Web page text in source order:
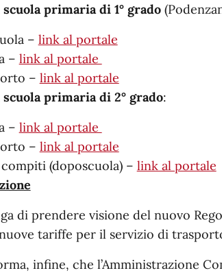
scuola primaria di 1° grado
– link al portale
– link al portale
– link al portale
scuola primaria di 2° grado:
– link al portale
– link al portale
(doposcuola) – link al portale
di prendere visione del nuovo
tariffe per il servizio di
infine, che l’Amministrazione